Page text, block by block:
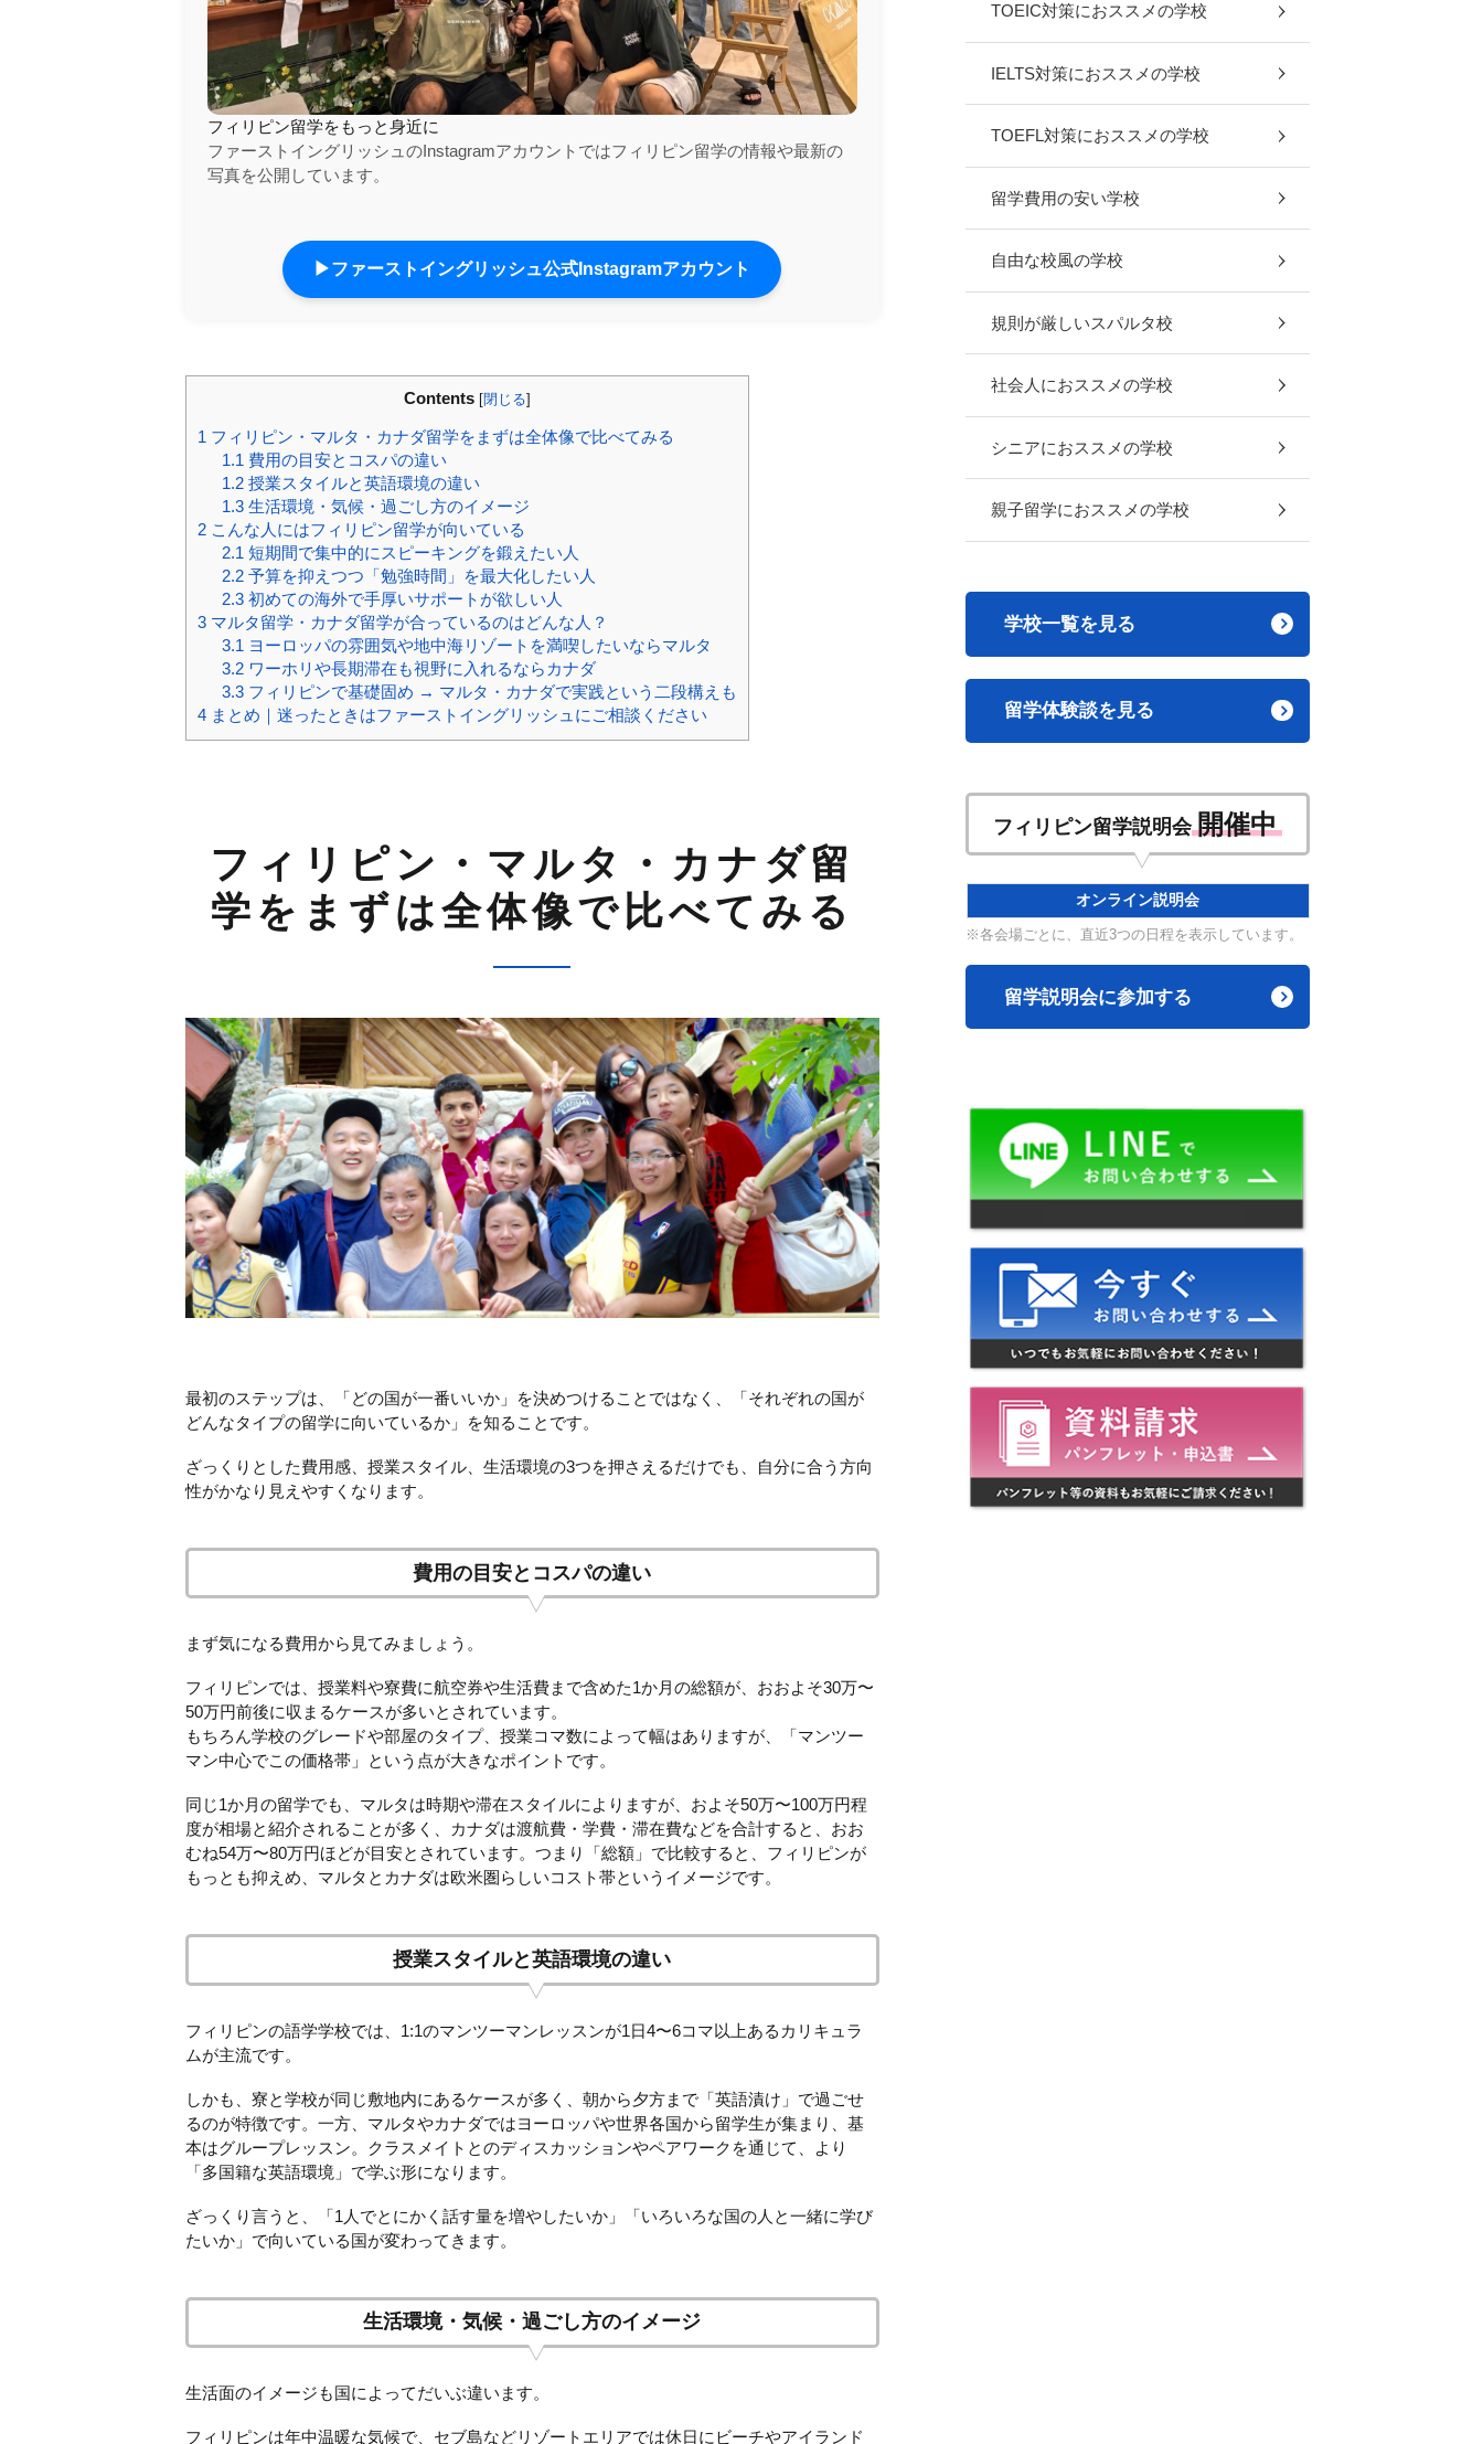
フィリピン留学をもっと身近に
ファーストイングリッシュのInstagramアカウントではフィリピン留学の情報や最新の
写真を公開しています。
▶ファーストイングリッシュ公式Instagramアカウント
Contents [閉じる]
1 フィリピン・マルタ・カナダ留学をまずは全体像で比べてみる
1.1 費用の目安とコスパの違い
1.2 授業スタイルと英語環境の違い
1.3 生活環境・気候・過ごし方のイメージ
2 こんな人にはフィリピン留学が向いている
2.1 短期間で集中的にスピーキングを鍛えたい人
2.2 予算を抑えつつ「勉強時間」を最大化したい人
2.3 初めての海外で手厚いサポートが欲しい人
3 マルタ留学・カナダ留学が合っているのはどんな人？
3.1 ヨーロッパの雰囲気や地中海リゾートを満喫したいならマルタ
3.2 ワーホリや長期滞在も視野に入れるならカナダ
3.3 フィリピンで基礎固め → マルタ・カナダで実践という二段構えも
4 まとめ｜迷ったときはファーストイングリッシュにご相談ください
フィリピン・マルタ・カナダ留
学をまずは全体像で比べてみる
最初のステップは、「どの国が一番いいか」を決めつけることではなく、「それぞれの国が
どんなタイプの留学に向いているか」を知ることです。
ざっくりとした費用感、授業スタイル、生活環境の3つを押さえるだけでも、自分に合う方向
性がかなり見えやすくなります。
費用の目安とコスパの違い
まず気になる費用から見てみましょう。
フィリピンでは、授業料や寮費に航空券や生活費まで含めた1か月の総額が、おおよそ30万〜
50万円前後に収まるケースが多いとされています。
もちろん学校のグレードや部屋のタイプ、授業コマ数によって幅はありますが、「マンツー
マン中心でこの価格帯」という点が大きなポイントです。
同じ1か月の留学でも、マルタは時期や滞在スタイルによりますが、およそ50万〜100万円程
度が相場と紹介されることが多く、カナダは渡航費・学費・滞在費などを合計すると、おお
むね54万〜80万円ほどが目安とされています。つまり「総額」で比較すると、フィリピンが
もっとも抑えめ、マルタとカナダは欧米圏らしいコスト帯というイメージです。
授業スタイルと英語環境の違い
フィリピンの語学学校では、1:1のマンツーマンレッスンが1日4〜6コマ以上あるカリキュラ
ムが主流です。
しかも、寮と学校が同じ敷地内にあるケースが多く、朝から夕方まで「英語漬け」で過ごせ
るのが特徴です。一方、マルタやカナダではヨーロッパや世界各国から留学生が集まり、基
本はグループレッスン。クラスメイトとのディスカッションやペアワークを通じて、より
「多国籍な英語環境」で学ぶ形になります。
ざっくり言うと、「1人でとにかく話す量を増やしたいか」「いろいろな国の人と一緒に学び
たいか」で向いている国が変わってきます。
生活環境・気候・過ごし方のイメージ
生活面のイメージも国によってだいぶ違います。
フィリピンは年中温暖な気候で、セブ島などリゾートエリアでは休日にビーチやアイランド
TOEIC対策におススメの学校
IELTS対策におススメの学校
TOEFL対策におススメの学校
留学費用の安い学校
自由な校風の学校
規則が厳しいスパルタ校
社会人におススメの学校
シニアにおススメの学校
親子留学におススメの学校
学校一覧を見る
留学体験談を見る
フィリピン留学説明会 開催中
オンライン説明会
※各会場ごとに、直近3つの日程を表示しています。
留学説明会に参加する